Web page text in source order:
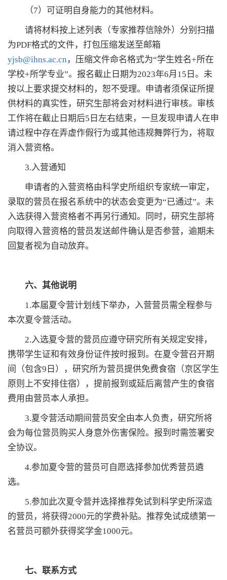
（7）可证明自身能力的其他材料。
请将材料按上述列表（专家推荐信除外）分别扫描
为PDF格式的文件，打包压缩发送至邮箱
yjsb@ihns.ac.cn ，压缩文件命名格式为“学生姓名+所在
学校+所学专业”。报名截止日期为2023年6月15日。未
按以上要求提交材料的，恕不受理。申请者须保证所提
供材料的真实性，研究生部将会对材料进行审核。审核
工作将在截止日期后5日左右结束，一旦发现申请人在申
请过程中存在弄虚作假行为或其他违规舞弊行为，将取
消入营资格。
3.入营通知
申请者的入营资格由科学史所组织专家统一审定，
录取的营员在报名系统中的状态会变更为“已通过”。未
入选获得入营资格者不再另行通知。同时，研究生部将
向取得入营资格的营员发送邮件确认是否参营，逾期未
回复者视为自动放弃。
六、其他说明
1.本届夏令营计划线下举办，入营营员需全程参与
本次夏令营活动。
2.入选夏令营的营员应遵守研究所有关规定安排，
携带学生证和有效身份证件按时报到。在夏令营召开期
间（包含9日），研究所为营员提供免费食宿（京区学生
原则上不安排住宿），提前报到或延后离营产生的食宿
费用由营员本人承担。
3.夏令营活动期间营员安全由本人负责，研究所将
会为每位营员购买人身意外伤害保险。报到时需签署安
全协议。
4.参加夏令营的营员可自愿选择参加优秀营员遴
选。
5.参加此次夏令营并选择推荐免试到科学史所深造
的营员，将获得2000元的学费补贴。推荐免试成绩第一
名营员可额外获得奖学金1000元。
七、联系方式